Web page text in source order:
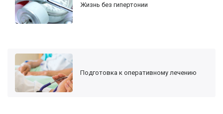
Жизнь без гипертонии
Подготовка к оперативному лечению